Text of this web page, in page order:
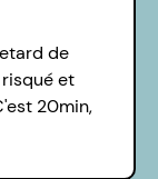
de
et
20min,